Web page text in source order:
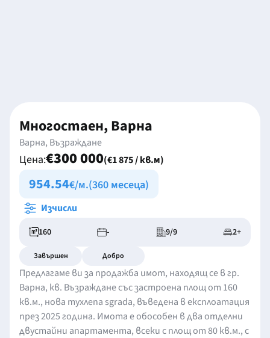
Многостаен, Варна
Варна, Възраждане
Цена:€300 000(€1 875 / кв.м)
954.54€/м.(360 месеца)
Изчисли
160 - 9/9 2+
Завършен Добро
Предлагаме ви за продажба имот, находящ се в гр.
Варна, кв. Възраждане със застроена площ от 160
кв.м., нова тухлena sgrada, въведенa в експлоатация
през 2025 година. Имота е обособен в два отделни
двустайни апартамента, всеки с площ от 80 кв.м., с